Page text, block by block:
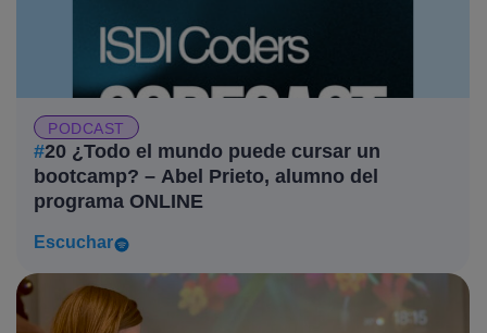
PODCAST
#20 ¿Todo el mundo puede cursar un
bootcamp? – Abel Prieto, alumno del
programa ONLINE
Escuchar